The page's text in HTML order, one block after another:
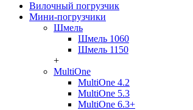
Вилочный погрузчик
Мини-погрузчики
Шмель
Шмель 1060
Шмель 1150
+
MultiOne
MultiOne 4.2
MultiOne 5.3
MultiOne 6.3+